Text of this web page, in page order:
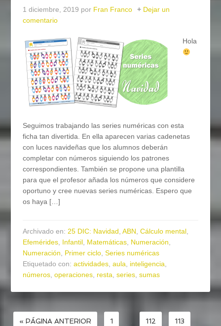
1 diciembre, 2019 por Fran Franco
Dejar un
comentario
Hola
Seguimos trabajando las series numéricas con esta
ficha tan divertida. En ella aparecen varias cadenetas
con luces navideñas que los alumnos deberán
completar con números siguiendo los patrones
correspondientes. También se propone una plantilla
para que el profesor añada los números que considere
oportuno y cree nuevas series numéricas. Espero que
os haya […]
Archivado en:25 DIC: Navidad,ABN,Cálculo mental,
Efemérides, Infantil, Matemáticas, Numeración,
Numeración, Primer ciclo,Series numéricas
Etiquetado con:actividades,aula, inteligencia,
números,operaciones, resta,series,sumas
« PÁGINA ANTERIOR 1 112 113